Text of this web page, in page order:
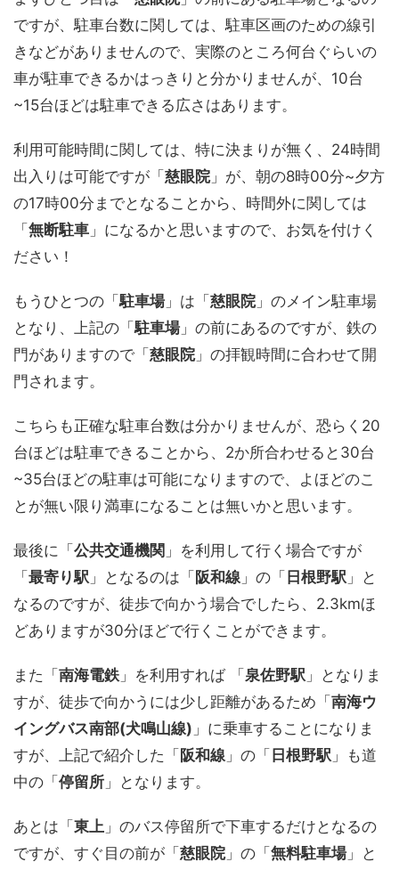
ですが、駐車台数に関しては、駐車区画のための線引
きなどがありませんので、実際のところ何台ぐらいの
車が駐車できるかはっきりと分かりませんが、10台
~15台ほどは駐車できる広さはあります。
利用可能時間に関しては、特に決まりが無く、24時間
出入りは可能ですが「 慈眼院」が、朝の8時00分~夕方
の17時00分までとなることから、時間外に関しては
「 無断駐車 」になるかと思いますので、お気を付けく
ださい！
もうひとつの「駐車場」は「 慈眼院」のメイン駐車場
となり、上記の「駐車場」の前にあるのですが、鉄の
門がありますので「 慈眼院」の拝観時間に合わせて開
門されます。
こちらも正確な駐車台数は分かりませんが、恐らく20
台ほどは駐車できることから、2か所合わせると30台
~35台ほどの駐車は可能になりますので、よほどのこ
とが無い限り満車になることは無いかと思います。
最後に「 公共交通機関 」を利用して行く場合ですが
「 最寄り駅 」となるのは「 阪和線 」の「 日根野駅 」と
なるのですが、徒歩で向かう場合でしたら、2.3kmほ
どありますが30分ほどで行くことができます。
また「 南海電鉄 」を利用すれば 「 泉佐野駅 」となりま
すが、徒歩で向かうには少し距離があるため「 南海ウ
イングバス南部(犬鳴山線) 」に乗車することになりま
すが、上記で紹介した「 阪和線 」の「 日根野駅 」も道
中の「 停留所 」となります。
あとは「 東上 」のバス停留所で下車するだけとなるの
ですが、すぐ目の前が「 慈眼院」の「 無料駐車場」と